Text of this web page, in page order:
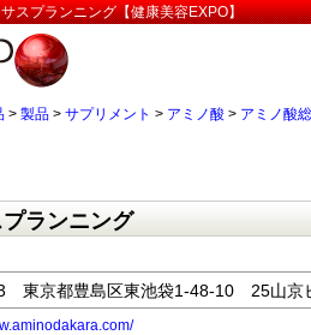
スプランニング【健康美容EXPO】
> 製品 > サプリメント > アミノ酸 > アミノ酸
ランニング
東京都豊島区東池袋1-48-10 25山京